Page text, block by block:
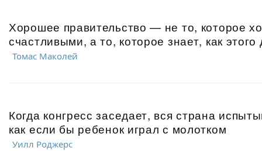
Хорошее правительство — не то, которое
счастливыми, а то, которое знает, как этого
Томас Маколей
Когда конгресс заседает, вся страна
как если бы ребенок играл с молотком
Уилл Роджерс